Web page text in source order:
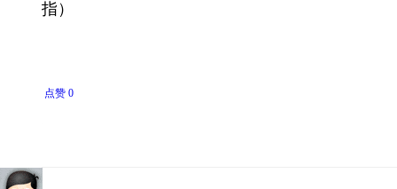
指）
点赞 0